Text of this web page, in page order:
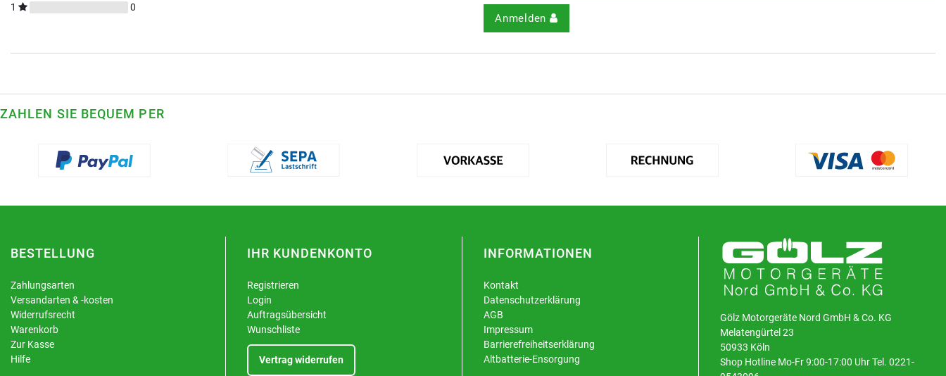
1
0
Anmelden
ZAHLEN SIE BEQUEM PER
BESTELLUNG
Zahlungsarten
Versandarten & -kosten
Widerrufsrecht
Warenkorb
Zur Kasse
Hilfe
IHR KUNDENKONTO
Registrieren
Login
Auftragsübersicht
Wunschliste
Vertrag widerrufen
INFORMATIONEN
Kontakt
Datenschutzerklärung
AGB
Impressum
Barrierefreiheitserklärung
Altbatterie-Ensorgung
Gölz Motorgeräte Nord GmbH & Co. KG
Melatengürtel 23
50933 Köln
Shop Hotline Mo-Fr 9:00-17:00 Uhr Tel. 0221-